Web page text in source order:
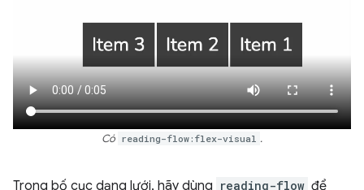
Có reading-flow:flex-visual .
Trong bố cục dạng lưới, hãy dùng reading-flow để